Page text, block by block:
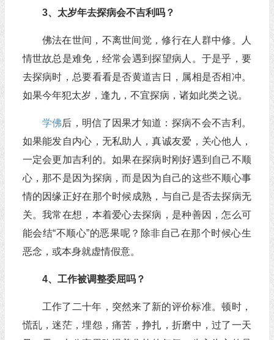
3、太岁年去探病会不吉利吗？
佛法在世间，不离世间觉，修行在人群中修。人
情世故总是难免，经常会遇到探望病人。于是乎，要
去探病时，总要看看是否黄道吉日，属相是否相冲。
如果今年犯太岁，逢九，不宜探病，诸如此类之说。
学佛后，明信了因果才知道：探病不会不吉利。
如果能发自内心，无私助人，真诚友爱，关心他人，
一定会更加吉利的。如果在探病时刚好遇到自己不顺
心，那不是因为探病，而是因为自己的这些不顺心事
情的因缘正好在那个时候成熟，与自己是否去探病无
关。我常在想，本着爱心去探病，是种善因，怎么可
能会结“不顺心”的恶果呢？除非自己在那个时候心生
恶念，或本身就虚情假意。
4、工作被调整委屈吗？
工作了二十年，突然来了新的评价标准。顿时，
慌乱，迷茫，埋怨，痛苦，挣扎，折磨中，过了一天